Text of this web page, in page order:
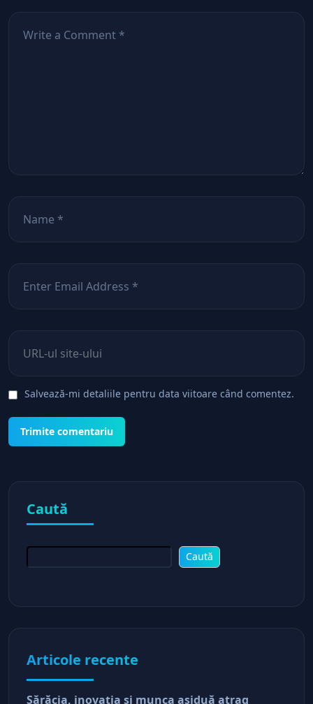
Salvează-mi detaliile pentru data viitoare când comentez.
Caută
Caută
Articole recente
Sărăcia, inovaţia şi munca asiduă atrag